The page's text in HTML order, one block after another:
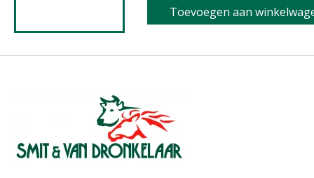
Toevoegen aan